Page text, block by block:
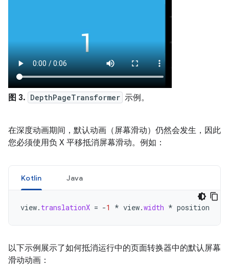
图 3. DepthPageTransformer 示例。
在深度动画期间，默认动画（屏幕滑动）仍然会发生，因此
您必须使用负 X 平移抵消屏幕滑动。例如：
Kotlin Java
view. translationX = -1 * view.width * position
以下示例展示了如何抵消运行中的页面转换器中的默认屏幕
滑动动画：